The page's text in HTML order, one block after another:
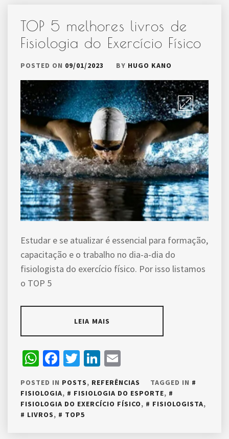
TOP 5 melhores livros de
Fisiologia do Exercício Físico
POSTED ON 09/01/2023 BY HUGO KANO
Estudar e se atualizar é essencial para formação,
capacitação e o trabalho no dia-a-dia do
fisiologista do exercício físico. Por isso listamos
o TOP 5
LEIA MAIS
WhatsApp
Facebook
TwitterLinkedIn
POSTED IN POSTS, REFERÊNCIAS
TAGGED IN
FISIOLOGIA, FISIOLOGIA DO ESPORTE,
FISIOLOGIA DO EXERCÍCIO FÍSICO, FISIOLOGISTA,
LIVROS, TOP5